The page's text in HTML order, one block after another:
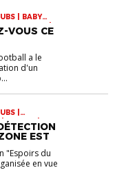
| BABY
LIGUE |
VOUS CE
a le
d'un
|
JEUNES |
EST
"Espoirs du
en vue